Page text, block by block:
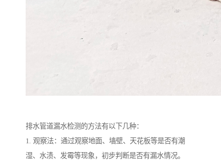
排水管道漏水检测的方法有以下几种：
1. 观察法：通过观察地面、墙壁、天花板等是否有潮
湿、水渍、发霉等现象，初步判断是否有漏水情况。